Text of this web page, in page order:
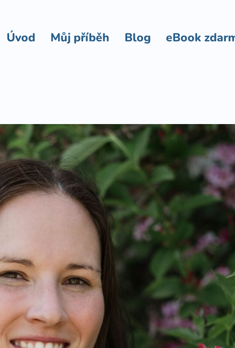
Úvod Můj příběh Blog eBook